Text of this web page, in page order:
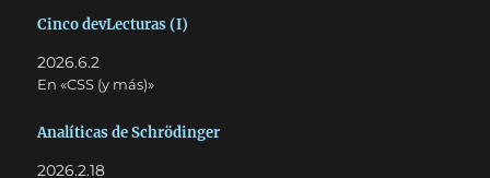
Cinco devLecturas (I)
2026.6.2
En «CSS (y más)»
Analíticas de Schrödinger
2026.2.18